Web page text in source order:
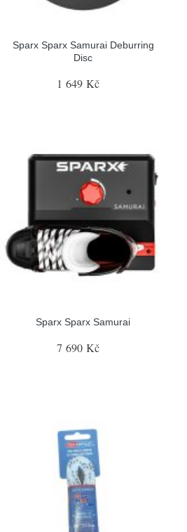
Sparx Sparx Samurai Deburring
Disc
1 649 Kč
Sparx Sparx Samurai
7 690 Kč